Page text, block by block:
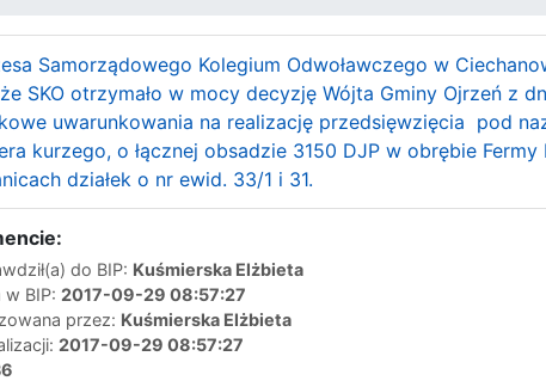
Samorządowego Kolegium Odwoławczego w
SKO otrzymało w mocy decyzję Wójta Gminy Ojrzeń z
uwarunkowania na realizację przedsięwzięcia pod
kurzego, o łącznej obsadzie 3150 DJP w obrębie
działek o nr ewid. 33/1 i 31.
do BIP: Kuśmierska Elżbieta
w BIP: 2017-09-29 08:57:27
przez: Kuśmierska Elżbieta
2017-09-29 08:57:27